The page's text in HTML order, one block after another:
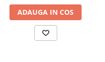
ADAUGA IN COS